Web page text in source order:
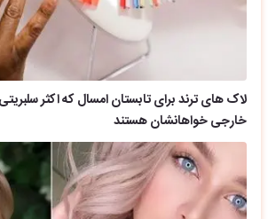
لاک های ترند برای تابستان امسال که اکثر
خارجی خواهانشان هستند